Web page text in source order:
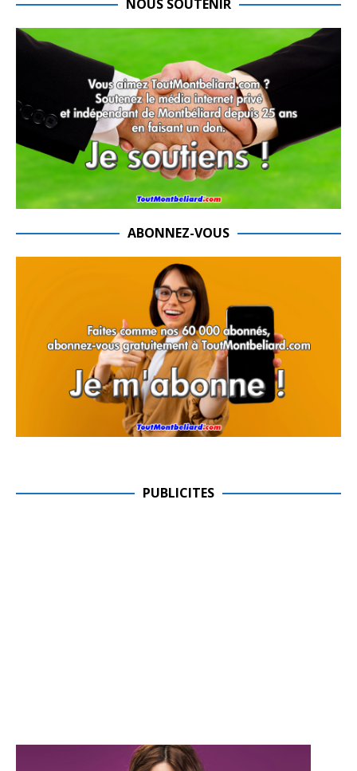
NOUS SOUTENIR
ABONNEZ-VOUS
PUBLICITES